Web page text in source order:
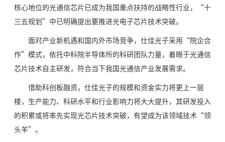
核心地位的光通信芯片已成为我国重点扶持的战略性行业，“十
三五规划”中已明确提出要推进光电子芯片技术突破。
面对产业新机遇和国内外市场竞争，仕佳光子采用“院企合
作”模式，依托中科院半导体所的科研团队力量，着眼于光通信
芯片技术自主研发，符合当下我国光通信产业发展需求。
借助科创板融资，仕佳光子的规模和资金实力将更上一层
楼，生产能力、科研水平和行业影响力将大大提升，其研发投入
的积累或将率先实现光芯片技术突破，有望成为该领域技术“领
头羊”。